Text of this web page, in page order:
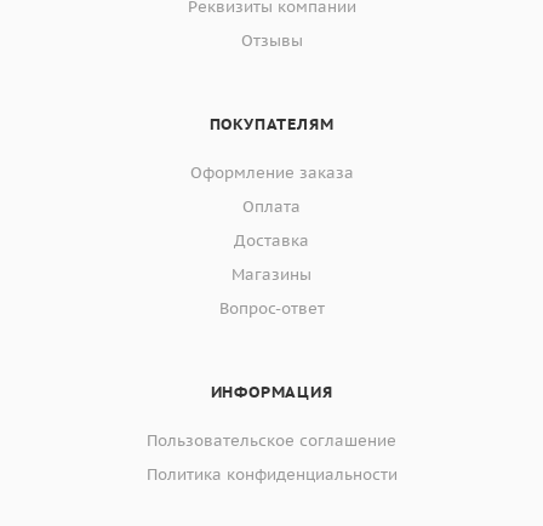
Реквизиты компании
Отзывы
ПОКУПАТЕЛЯМ
Оформление заказа
Оплата
Доставка
Магазины
Вопрос-ответ
ИНФОРМАЦИЯ
Пользовательское соглашение
Политика конфиденциальности